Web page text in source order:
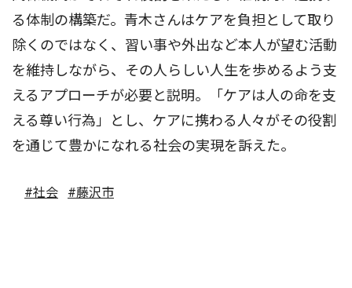
る体制の構築だ。青木さんはケアを負担として取り
除くのではなく、習い事や外出など本人が望む活動
を維持しながら、その人らしい人生を歩めるよう支
えるアプローチが必要と説明。「ケアは人の命を支
える尊い行為」とし、ケアに携わる人々がその役割
を通じて豊かになれる社会の実現を訴えた。
#社会 #藤沢市